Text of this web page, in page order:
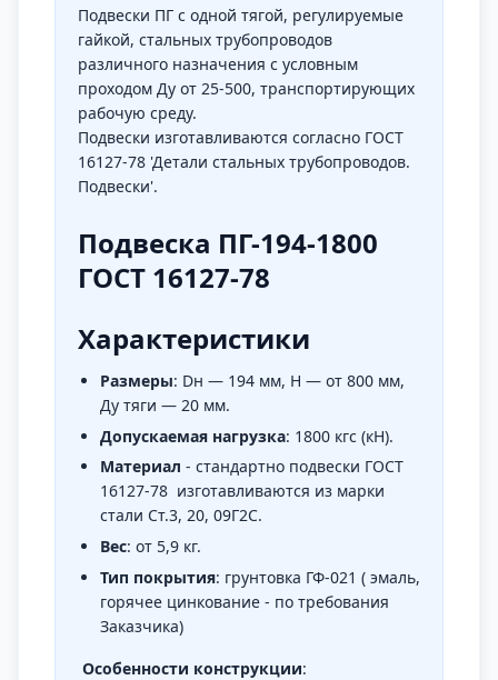
Подвески ПГ с одной тягой, регулируемые
гайкой, стальных трубопроводов
различного назначения с условным
проходом Ду от 25-500, транспортирующих
рабочую среду.
Подвески изготавливаются согласно ГОСТ
16127-78 'Детали стальных трубопроводов.
Подвески'.
Подвеска ПГ-194-1800
ГОСТ 16127-78
Характеристики
Размеры: Dн — 194 мм, H — от 800 мм,
Ду тяги — 20 мм.
Допускаемая нагрузка: 1800 кгс (кН).
Материал - стандартно подвески ГОСТ
16127-78 изготавливаются из марки
стали Ст.3, 20, 09Г2С.
Вес: от 5,9 кг.
Тип покрытия: грунтовка ГФ-021 ( эмаль,
горячее цинкование - по требования
Заказчика)
Особенности конструкции: